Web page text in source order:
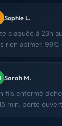
Sophie L.
claquée à 23h
rien abîmer. 99€
Sarah M.
fils enfermé
min, porte